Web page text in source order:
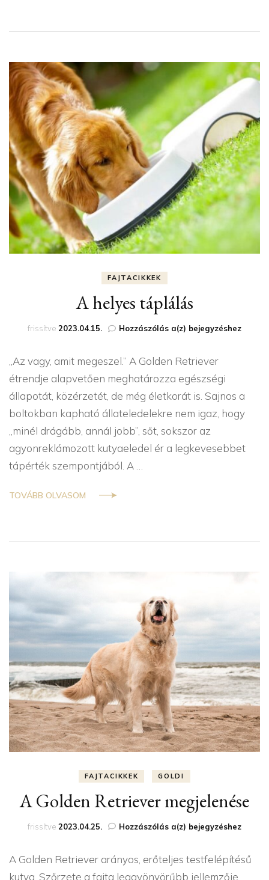
FAJTACIKKEK
A helyes táplálás
frissítve 2023.04.15. Hozzászólás a(z) A
bejegyzéshez
„Az vagy, amit megeszel.” A Golden Retriever
étrendje alapvetően meghatározza egészségi
állapotát, közérzetét, de még életkorát is. Sajnos a
boltokban kapható állateledelekre nem igaz, hogy
„minél drágább, annál jobb”, sőt, sokszor az
agyonreklámozott kutyaeledel ér a legkevesebbet
tápérték szempontjából. A …
TOVÁBB OLVASOM
FAJTACIKKEK GOLDI
A Golden Retriever megjelenése
frissítve 2023.04.25. Hozzászólás a(z) A
megjelenése
bejegyzéshez
A Golden Retriever arányos, erőteljes testfelépítésű
kutya. Szőrzete a fajta leggyönyörűbb jellemzője.